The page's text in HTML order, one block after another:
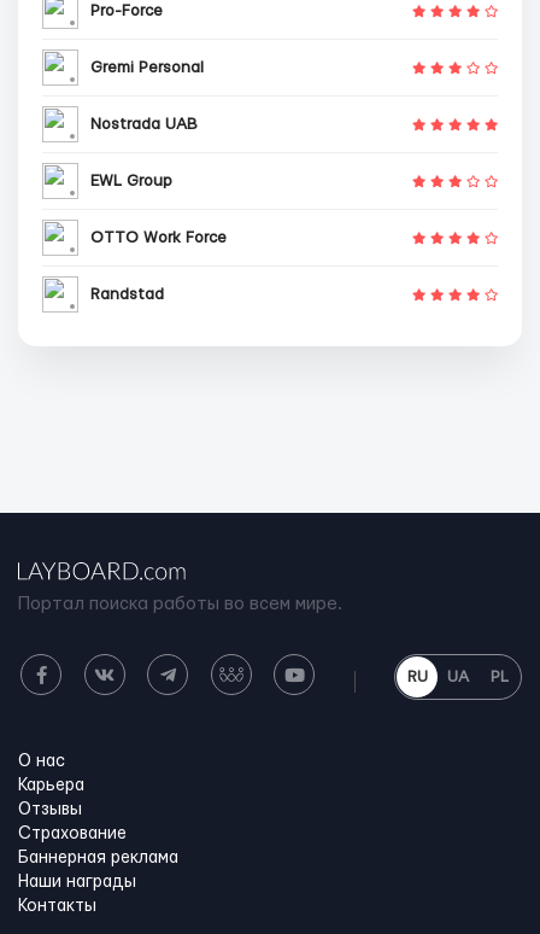
Pro-Force
Gremi Personal
Nostrada UAB
EWL Group
OTTO Work Force
Randstad
Портал поиска работы во всем мире.
RU UA PL
О нас
Карьера
Отзывы
Страхование
Баннерная реклама
Наши награды
Контакты